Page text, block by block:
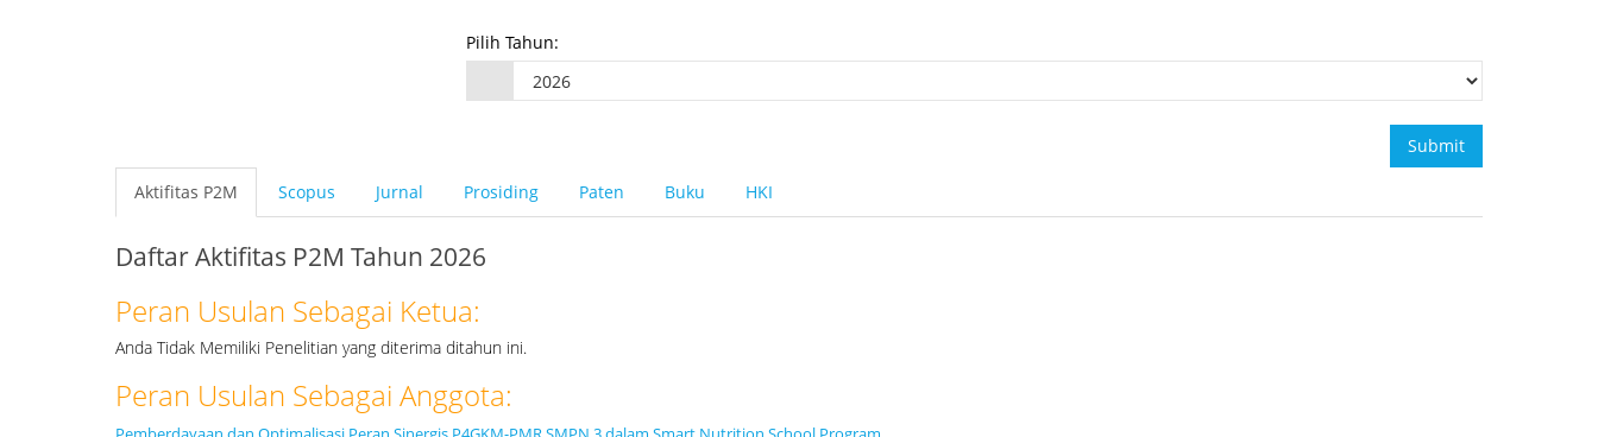
Pilih Tahun:
Submit
Aktifitas P2M Scopus Jurnal Prosiding Paten Buku HKI
Daftar Aktifitas P2M Tahun 2026
Peran Usulan Sebagai Ketua:
Anda Tidak Memiliki Penelitian yang diterima ditahun ini.
Peran Usulan Sebagai Anggota: